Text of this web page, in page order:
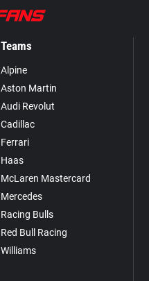
Teams
Alpine
Aston Martin
Audi Revolut
Cadillac
Ferrari
Haas
McLaren Mastercard
Mercedes
Racing Bulls
Red Bull Racing
Williams